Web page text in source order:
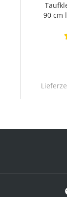
90 cm